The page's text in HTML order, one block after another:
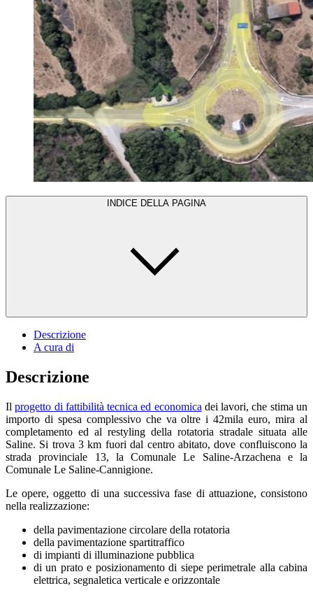
INDICE DELLA PAGINA
Descrizione
A cura di
Descrizione
Ilprogetto di fattibilità tecnica ed economica dei lavori, che stima un
importo di spesa complessivo che va oltre i 42mila euro, mira al
completamento ed al restyling della rotatoria stradale situata alle
Saline. Si trova 3 km fuori dal centro abitato, dove confluiscono la
strada provinciale 13, la Comunale Le Saline-Arzachena e la
Comunale Le Saline-Cannigione.
Le opere, oggetto di una successiva fase di attuazione, consistono
nella realizzazione:
della pavimentazione circolare della rotatoria
della pavimentazione spartitraffico
di impianti di illuminazione pubblica
di un prato e posizionamento di siepe perimetrale alla cabina
elettrica, segnaletica verticale e orizzontale